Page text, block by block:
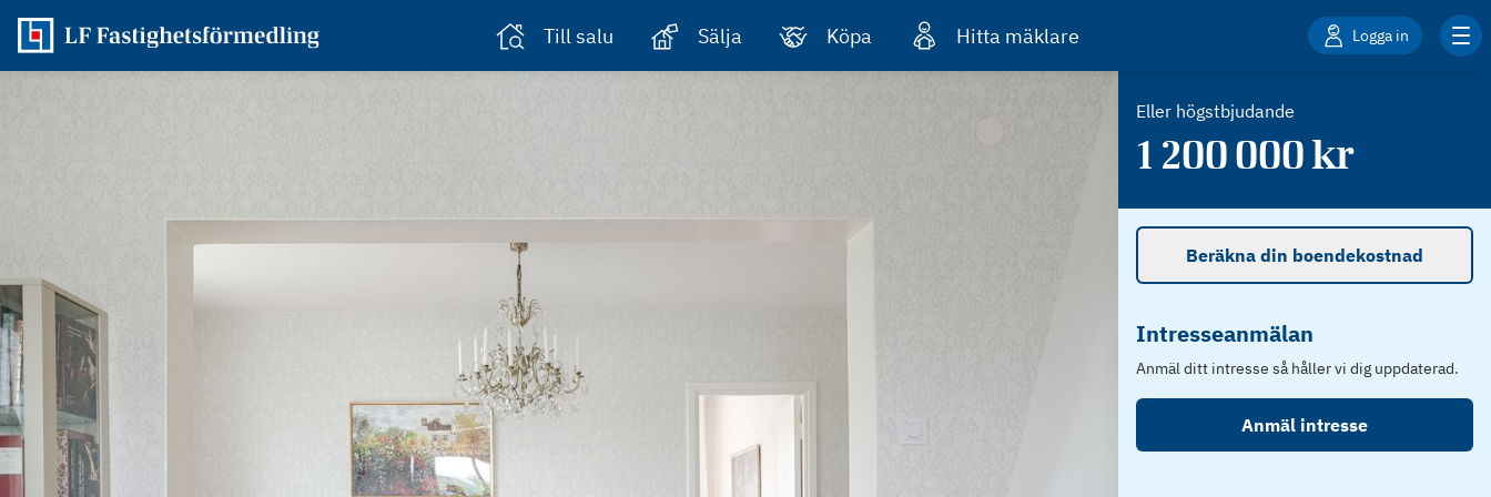
Till salu Sälja Köpa Hitta mäklare Logga in
Eller högstbjudande
1 200 000kr
Beräkna din boendekostnad
Intresseanmälan
Anmäl ditt intresse så håller vi dig uppdaterad.
Anmäl intresse